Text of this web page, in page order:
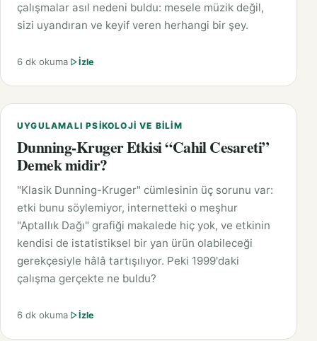
çalışmalar asıl nedeni buldu: mesele müzik değil,
sizi uyandıran ve keyif veren herhangi bir şey.
6 dk okuma İzle
UYGULAMALI PSIKOLOJI VE BILIM
Dunning-Kruger Etkisi “Cahil Cesareti”
Demek midir?
"Klasik Dunning-Kruger" cümlesinin üç sorunu var:
etki bunu söylemiyor, internetteki o meşhur
"Aptallık Dağı" grafiği makalede hiç yok, ve etkinin
kendisi de istatistiksel bir yan ürün olabileceği
gerekçesiyle hâlâ tartışılıyor. Peki 1999'daki
çalışma gerçekte ne buldu?
6 dk okuma İzle